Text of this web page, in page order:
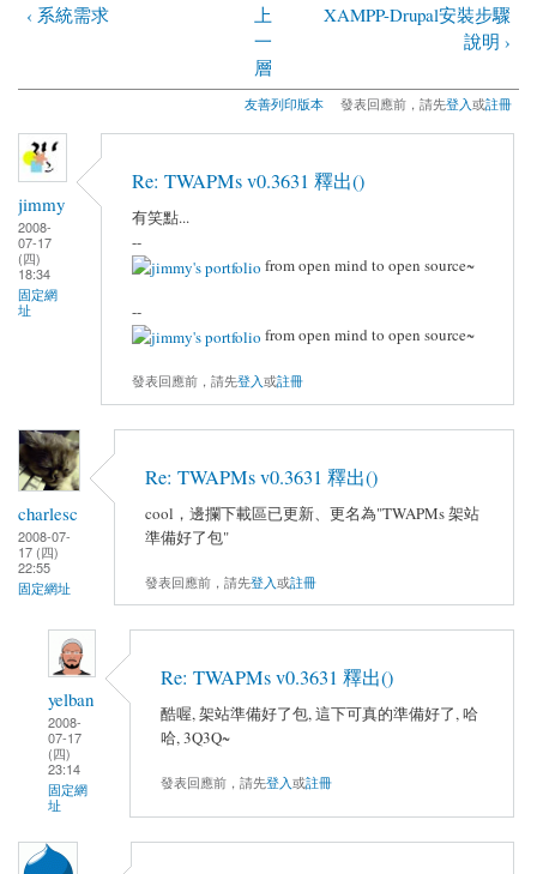
‹ 系統需求
上
一
層
XAMPP-Drupal安裝步驟
說明 ›
友善列印版本 發表回應前，請先登入或註冊
jimmy
2008-
07-17
(四)
18:34
固定網
址
Re: TWAPMs v0.3631 釋出()
有笑點...
--
from open mind to open source~
--
from open mind to open source~
發表回應前，請先登入或註冊
charlesc
2008-07-
17 (四)
22:55
固定網址
Re: TWAPMs v0.3631 釋出()
cool，邊攔下載區已更新、更名為"TWAPMs 架站
準備好了包"
發表回應前，請先登入或註冊
yelban
2008-
07-17
(四)
23:14
固定網
址
Re: TWAPMs v0.3631 釋出()
酷喔, 架站準備好了包, 這下可真的準備好了, 哈
哈, 3Q3Q~
發表回應前，請先登入或註冊